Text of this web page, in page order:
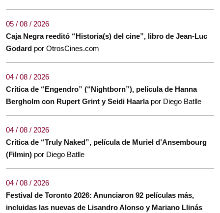
05 / 08 / 2026
Caja Negra reeditó “Historia(s) del cine”, libro de Jean-Luc
Godard por OtrosCines.com
04 / 08 / 2026
Crítica de “Engendro” (“Nightborn”), película de Hanna
Bergholm con Rupert Grint y Seidi Haarla por Diego Batlle
04 / 08 / 2026
Crítica de “Truly Naked”, película de Muriel d’Ansembourg
(Filmin) por Diego Batlle
04 / 08 / 2026
Festival de Toronto 2026: Anunciaron 92 películas más,
incluidas las nuevas de Lisandro Alonso y Mariano Llinás